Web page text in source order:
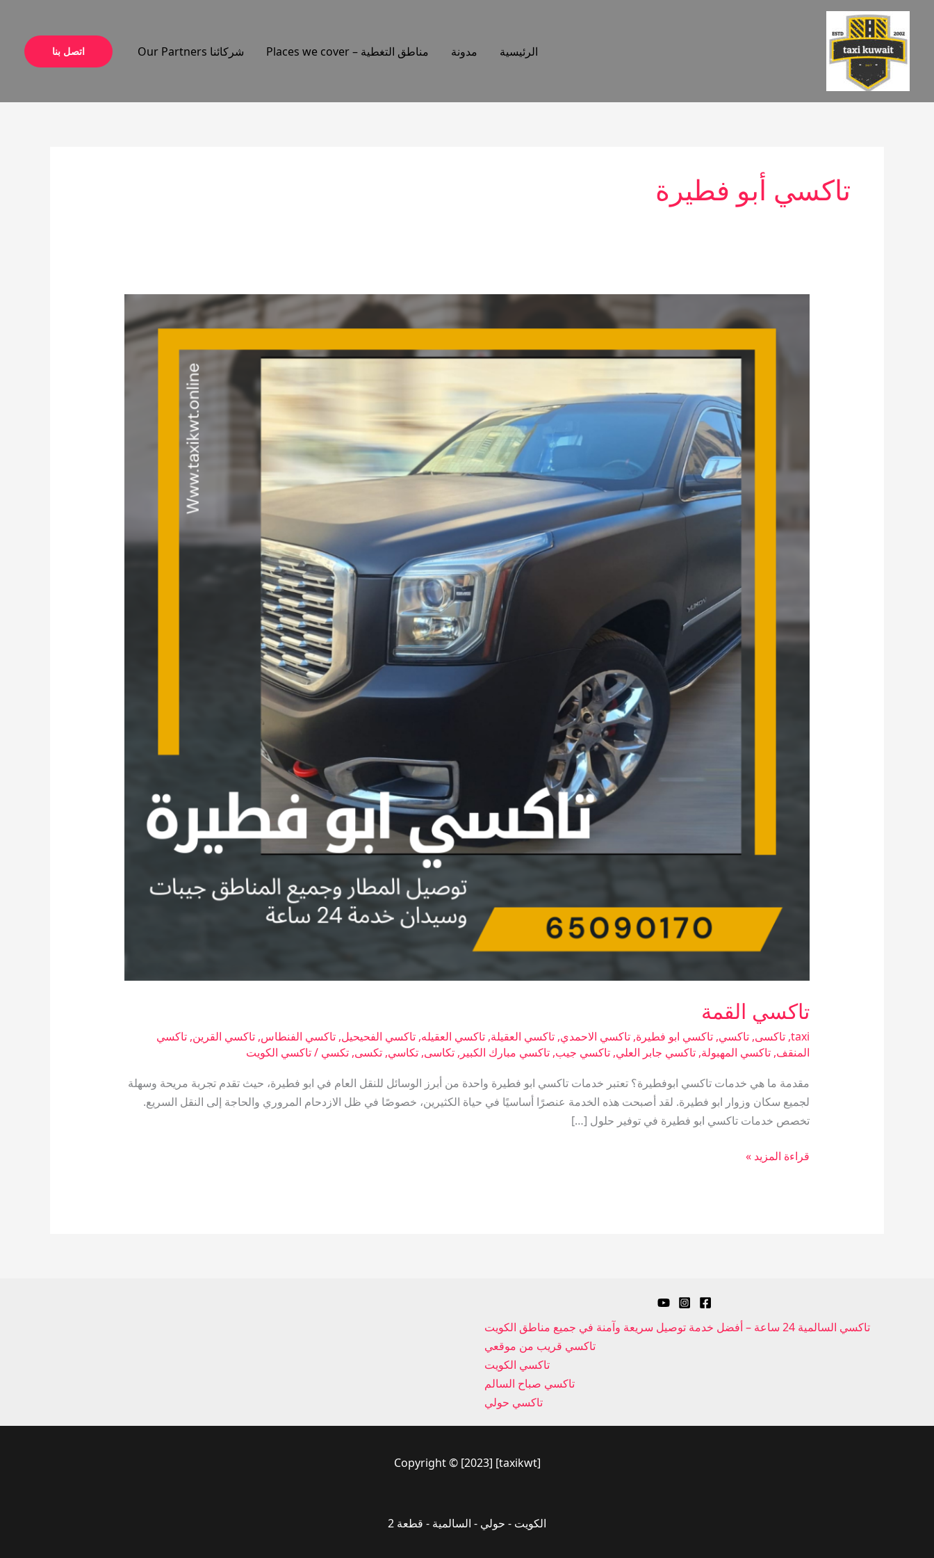
تخطي
المحتوى
الرئيسية مدونة مناطق التغطية – Places we cover شركائنا Our Partners اتصل بنا
تاكسي أبو فطيرة
تاكسي القمة
taxi
, تاكسى, تاكسي, تاكسي ابو فطيرة, تاكسي الاحمدي, تاكسي العقيلة, تاكسي العقيله, تاكسي الفحيحيل, تاكسي الفنطاس, تاكسي القرين, تاكسي
المنقف, تاكسي المهبولة, تاكسي جابر العلي, تاكسي جيب, تاكسي مبارك الكبير , تكاسى, تكاسي, تكسى, تكسي /تاكسي الكويت
مقدمة ما هي خدمات تاكسي ابوفطيرة؟ تعتبر خدمات تاكسي ابو فطيرة واحدة من أبرز الوسائل للنقل العام في ابو فطيرة، حيث تقدم تجربة مريحة وسهلة
لجميع سكان وزوار ابو فطيرة. لقد أصبحت هذه الخدمة عنصرًا أساسيًا في حياة الكثيرين، خصوصًا في ظل الازدحام المروري والحاجة إلى النقل السريع.
تخصص خدمات تاكسي ابو فطيرة في توفير حلول […]
قراءة المزيد »
تاكسي السالمية 24 ساعة – أفضل خدمة توصيل سريعة وآمنة في جميع مناطق الكويت
تاكسي قريب من موقعي
تاكسي الكويت
تاكسي صباح السالم
تاكسي حولي
Copyright © [2023] [taxikwt]
الكويت - حولي - السالمية - قطعة 2